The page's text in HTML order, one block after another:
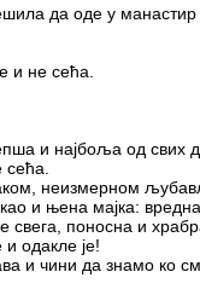
да оде у
и не сећа.
и најбоља од свих
сећа.
неизмерном
и њена мајка:
свега, поносна и
и одакле је!
и чини да знамо ко